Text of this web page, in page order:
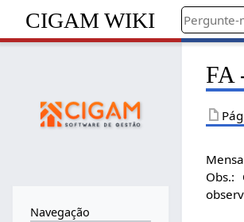
CIGAM WIKI
FA
Obs.:
Navegação